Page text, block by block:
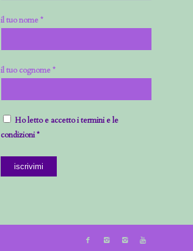
il tuo nome *
il tuo cognome *
Ho letto e accetto i termini e le
condizioni *